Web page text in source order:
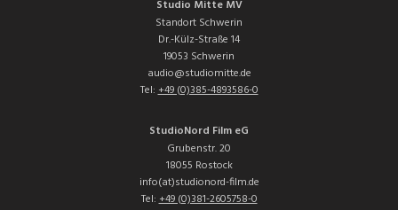
Studio Mitte MV
Standort Schwerin
Dr.-Külz-Straße 14
19053 Schwerin
audio@studiomitte.de
Tel:+49 (0)385-4893586-0
StudioNord Film eG
Grubenstr. 20
18055 Rostock
info(at)studionord-film.de
Tel:+49 (0)381-2605758-0